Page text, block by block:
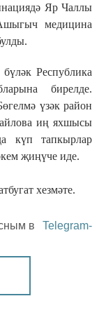
Яр Чаллы
медицина
Республика
бирелде.
үзәк район
иң яхшысы
күп тапкырлар
җиңүче иде.
хезмәте.
в
Telegram-